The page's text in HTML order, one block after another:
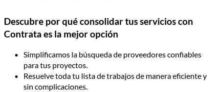
Descubre por qué consolidar tus servicios con
Contrata es la mejor opción
Simplificamos la búsqueda de proveedores confiables
para tus proyectos.
Resuelve toda tu lista de trabajos de manera eficiente y
sin complicaciones.